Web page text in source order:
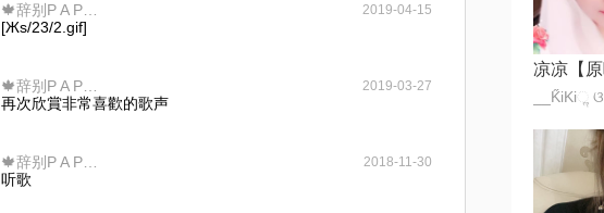
2019-04-15
[Жs/23/2.gif]
2019-03-27
再次欣賞非常喜歡的歌声
2018-11-30
听歌
__K̋iKiૢ ଓ.